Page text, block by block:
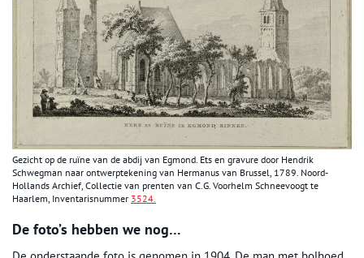
Gezicht op de ruïne van de abdij van Egmond. Ets en gravure door Hendrik
Schwegman naar ontwerptekening van Hermanus van Brussel, 1789. Noord-
Hollands Archief, Collectie van prenten van C.G. Voorhelm Schneevoogt te
Haarlem, Inventarisnummer 3524.
De foto’s hebben we nog…